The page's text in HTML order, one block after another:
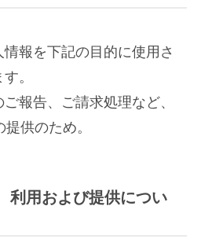
報を下記の目的に使用さ
。
報告、ご請求処理など、
供のため。
利用および提供につい